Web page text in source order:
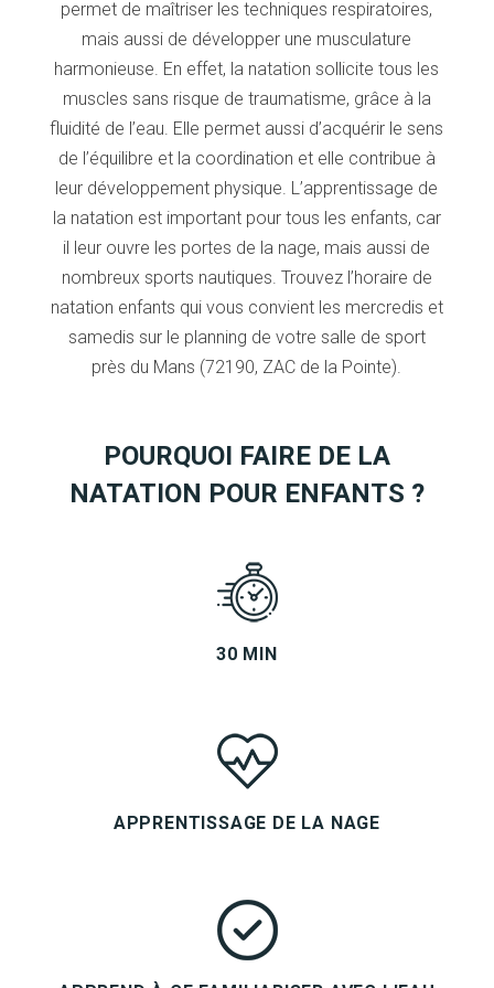
permet de maîtriser les techniques respiratoires,
mais aussi de développer une musculature
harmonieuse. En effet, la natation sollicite tous les
muscles sans risque de traumatisme, grâce à la
fluidité de l’eau. Elle permet aussi d’acquérir le sens
de l’équilibre et la coordination et elle contribue à
leur développement physique. L’apprentissage de
la natation est important pour tous les enfants, car
il leur ouvre les portes de la nage, mais aussi de
nombreux sports nautiques. Trouvez l’horaire de
natation enfants qui vous convient les mercredis et
samedis sur le planning de votre salle de sport
près du Mans (72190, ZAC de la Pointe).
POURQUOI FAIRE DE LA
NATATION POUR ENFANTS ?
30 MIN
APPRENTISSAGE DE LA NAGE